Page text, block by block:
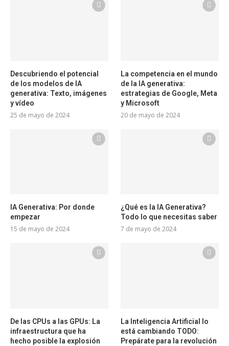
Descubriendo el potencial
de los modelos de IA
generativa: Texto, imágenes
y vídeo
25 de mayo de 2024
La competencia en el mundo
de la IA generativa:
estrategias de Google, Meta
y Microsoft
20 de mayo de 2024
IA Generativa: Por donde
empezar
15 de mayo de 2024
¿Qué es la IA Generativa?
Todo lo que necesitas saber
7 de mayo de 2024
De las CPUs a las GPUs: La
infraestructura que ha
hecho posible la explosión
La Inteligencia Artificial lo
está cambiando TODO:
Prepárate para la revolución